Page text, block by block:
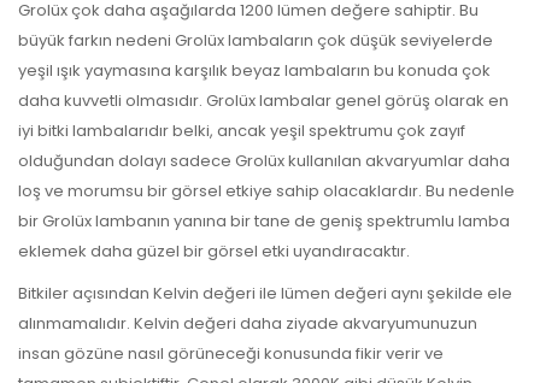
Grolüx çok daha aşağılarda 1200 lümen değere sahiptir. Bu
büyük farkın nedeni Grolüx lambaların çok düşük seviyelerde
yeşil ışık yaymasına karşılık beyaz lambaların bu konuda çok
daha kuvvetli olmasıdır. Grolüx lambalar genel görüş olarak en
iyi bitki lambalarıdır belki, ancak yeşil spektrumu çok zayıf
olduğundan dolayı sadece Grolüx kullanılan akvaryumlar daha
loş ve morumsu bir görsel etkiye sahip olacaklardır. Bu nedenle
bir Grolüx lambanın yanına bir tane de geniş spektrumlu lamba
eklemek daha güzel bir görsel etki uyandıracaktır.
Bitkiler açısından Kelvin değeri ile lümen değeri aynı şekilde ele
alınmamalıdır. Kelvin değeri daha ziyade akvaryumunuzun
insan gözüne nasıl görüneceği konusunda fikir verir ve